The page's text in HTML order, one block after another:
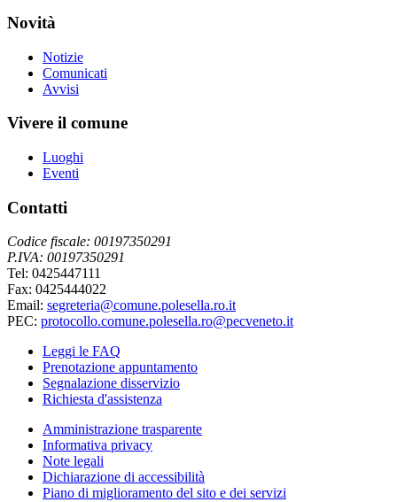
Novità
Notizie
Comunicati
Avvisi
Vivere il comune
Luoghi
Eventi
Contatti
Codice fiscale: 00197350291
P.IVA: 00197350291
Tel: 0425447111
Fax: 0425444022
Email: segreteria@comune.polesella.ro.it
PEC: protocollo.comune.polesella.ro@pecveneto.it
Leggi le FAQ
Prenotazione appuntamento
Segnalazione disservizio
Richiesta d'assistenza
Amministrazione trasparente
Informativa privacy
Note legali
Dichiarazione di accessibilità
Piano di miglioramento del sito e dei servizi